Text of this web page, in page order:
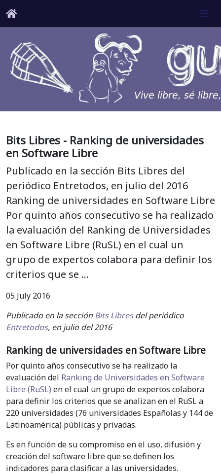
Bits Libres - Ranking de universidades
en Software Libre
Publicado en la sección Bits Libres del
periódico Entretodos, en julio del 2016
Ranking de universidades en Software Libre
Por quinto años consecutivo se ha realizado
la evaluación del Ranking de Universidades
en Software Libre (RuSL) en el cual un
grupo de expertos colabora para definir los
criterios que se …
05 July 2016
Publicado en la secciónBits Libresdel periódico
Entretodos, en julio del 2016
Ranking de universidades en Software Libre
Por quinto años consecutivo se ha realizado la
evaluación del Ranking de Universidades en Software
Libre (RuSL) en el cual un grupo de expertos colabora
para definir los criterios que se analizan en el RuSL a
220 universidades (76 universidades Españolas y 144 de
Latinoamérica) públicas y privadas.
Es en función de su compromiso en el uso, difusión y
creación del software libre que se definen los
indicadores para clasificar a las universidades.